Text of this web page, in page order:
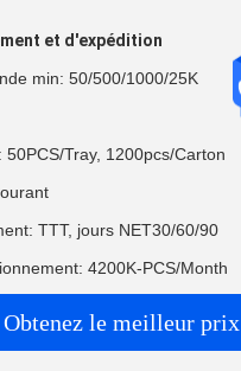
et d'expédition
min: 50/500/1000/25K
Tray, 1200pcs/Carton
TTT, jours NET30/60/90
4200K-PCS/Month
Obtenez le meilleur prix